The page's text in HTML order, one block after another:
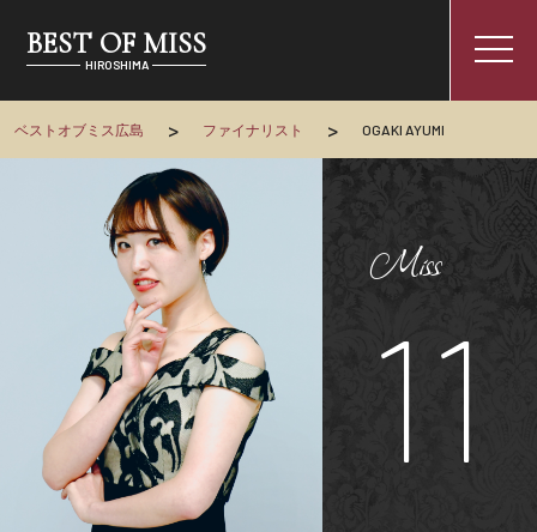
BEST OF MISS
HIROSHIMA
ベストオブミス広島 > ファイナリスト > OGAKI AYUMI
Miss
11